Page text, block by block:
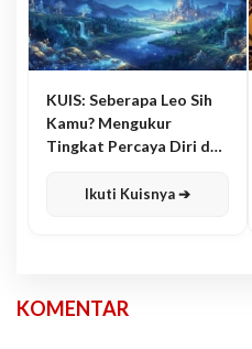
KUIS: Seberapa Leo Sih
Kamu? Mengukur
Tingkat Percaya Diri dan
Ikuti Kuisnya ➔
KOMENTAR